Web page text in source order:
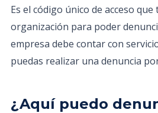
Es el código único de acceso
organización para poder
empresa debe contar con
puedas realizar una denuncia
¿Aquí puedo